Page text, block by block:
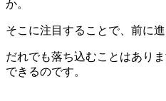
か。
そこに注目することで、前に
だれでも落ち込むことはあり
できるのです。